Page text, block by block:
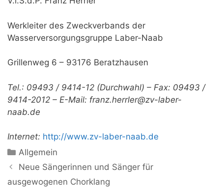
Werkleiter des Zweckverbands der
Wasserversorgungsgruppe Laber-Naab
Grillenweg 6 – 93176 Beratzhausen
Tel.: 09493 / 9414-12 (Durchwahl) – Fax: 09493 /
9414-2012 – E-Mail: franz.herrler@zv-laber-
naab.de
Internet: http://www.zv-laber-naab.de
Kategorien
Allgemein
Neue Sängerinnen und Sänger für
ausgewogenen Chorklang